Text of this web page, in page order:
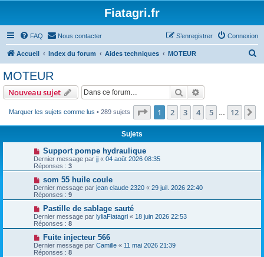
Fiatagri.fr
FAQ Nous contacter Connexion
S’enregistrer
Accueil Index du forum Aides techniques MOTEUR
MOTEUR
Nouveau sujet Rechercher
Marquer les sujets comme lus • 289 sujets Page 1sur12
1 2 3 4 5 12
Sujets
Support pompe hydraulique
Dernier message par jj « 04 août 2026 08:35
Réponses : 3
som 55 huile coule
Dernier message par jean claude 2320 « 29 juil. 2026 22:40
Réponses : 9
Pastille de sablage sauté
Dernier message par lyliaFiatagri « 18 juin 2026 22:53
Réponses : 8
Fuite injecteur 566
Dernier message par Camille « 11 mai 2026 21:39
Réponses : 8